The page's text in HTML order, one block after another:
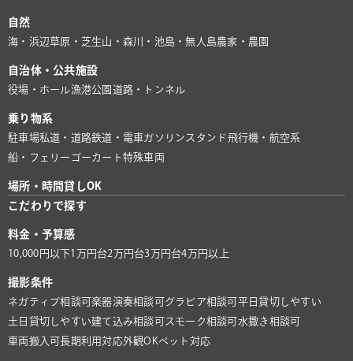
自然
海・浜辺草原・芝生山・森川・池島・無人島農家・農園
自治体・公共施設
役場・ホール漁港公園 道路・トンネル
乗り物系
駐車場私道・道路鉄道・電車ガソリンスタンド 飛行機・航空系
船・フェリー ゴーカート特殊車両
場所・時間貸しOK
こだわりで探す
料金・予算感
10,000円以下1万円台2万円台3万円台4万円以上
撮影条件
ネガティブ相談可楽器演奏相談可グラビア相談可平日貸切しやすい
土日貸切しやすい建て込み相談可スモーク相談可水撒き相談可
車両搬入可長期利用対応外観OKペット対応